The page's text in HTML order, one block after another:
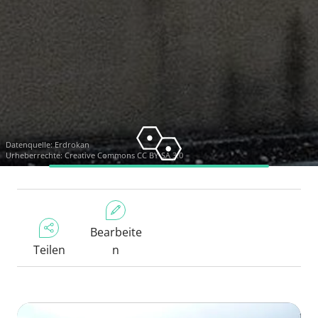
Datenquelle:Erdrokan
Urheberrechte: Creative Commons CC BY-SA 3.0
Teilen
Bearbeite
n